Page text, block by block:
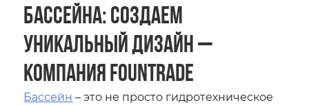
бассейна: создаем
уникальный дизайн ౼
компания Fountrade
Бассейн – это не просто гидротехническое